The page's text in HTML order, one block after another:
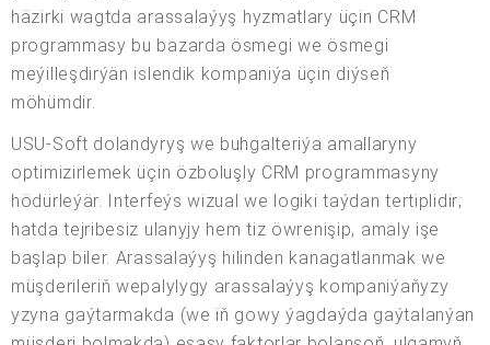
häzirki wagtda arassalaýyş hyzmatlary üçin CRM
programmasy bu bazarda ösmegi we ösmegi
meýilleşdirýän islendik kompaniýa üçin diýseň
möhümdir.
USU-Soft dolandyryş we buhgalteriýa amallaryny
optimizirlemek üçin özboluşly CRM programmasyny
hödürleýär. Interfeýs wizual we logiki taýdan tertiplidir;
hatda tejribesiz ulanyjy hem tiz öwrenişip, amaly işe
başlap biler. Arassalaýyş hilinden kanagatlanmak we
müşderileriň wepalylygy arassalaýyş kompaniýaňyzy
yzyna gaýtarmakda (we iň gowy ýagdaýda gaýtalanýan